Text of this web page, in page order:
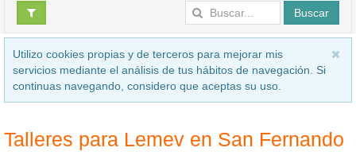
Buscar
Utilizo cookies propias y de terceros para mejorar mis
servicios mediante el análisis de tus hábitos de navegación. Si
continuas navegando, considero que aceptas su uso.
Talleres para Lemev en San Fernando